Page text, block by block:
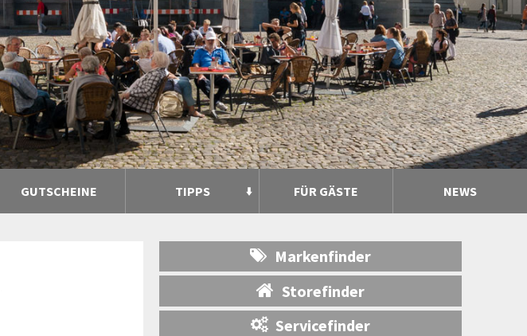
GUTSCHEINE TIPPS FÜR GÄSTE NEWS
Markenfinder
Storefinder
Servicefinder